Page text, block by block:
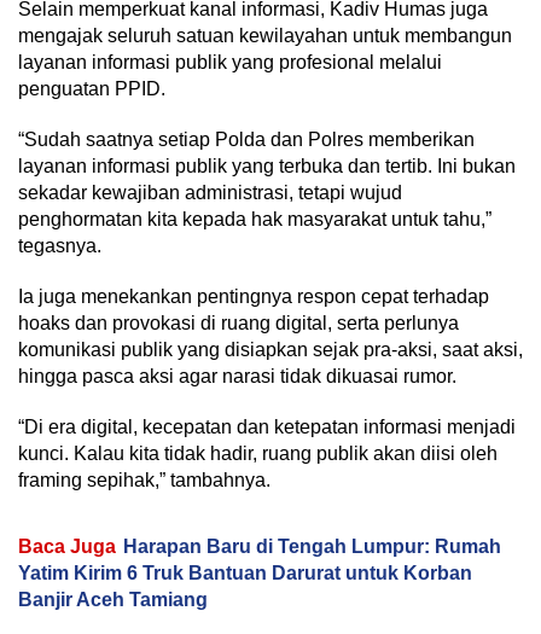
Selain memperkuat kanal informasi, Kadiv Humas juga
mengajak seluruh satuan kewilayahan untuk membangun
layanan informasi publik yang profesional melalui
penguatan PPID.
“Sudah saatnya setiap Polda dan Polres memberikan
layanan informasi publik yang terbuka dan tertib. Ini bukan
sekadar kewajiban administrasi, tetapi wujud
penghormatan kita kepada hak masyarakat untuk tahu,”
tegasnya.
Ia juga menekankan pentingnya respon cepat terhadap
hoaks dan provokasi di ruang digital, serta perlunya
komunikasi publik yang disiapkan sejak pra-aksi, saat aksi,
hingga pasca aksi agar narasi tidak dikuasai rumor.
“Di era digital, kecepatan dan ketepatan informasi menjadi
kunci. Kalau kita tidak hadir, ruang publik akan diisi oleh
framing sepihak,” tambahnya.
Baca Juga Harapan Baru di Tengah Lumpur: Rumah
Yatim Kirim 6 Truk Bantuan Darurat untuk Korban
Banjir Aceh Tamiang